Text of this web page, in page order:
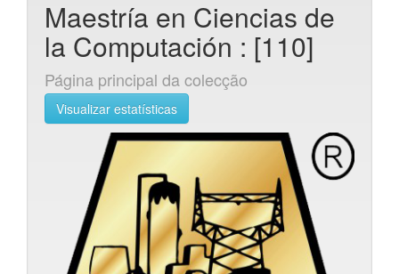
Maestría en Ciencias de
la Computación : [110]
Página principal da colecção
Visualizar estatísticas